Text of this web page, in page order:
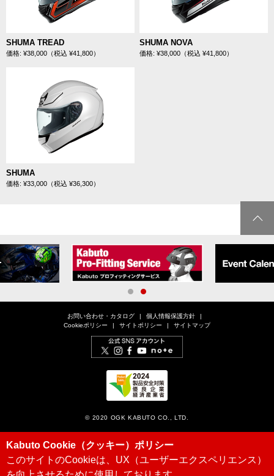
SHUMA TREAD
価格: ¥38,000（税込 ¥41,800）
SHUMA NOVA
価格: ¥38,000（税込 ¥41,800）
SHUMA
価格: ¥33,000（税込 ¥36,300）
1
お問い合わせ・カタログ
個人情報保護方針
Cookieポリシー
サイトポリシー サイトマップ
© 2020 OGK KABUTO CO., LTD.
Kabuto Cookie（クッキー）ポリシー
このサイトのCookieは、UX（ユーザーエクスペリエンス）